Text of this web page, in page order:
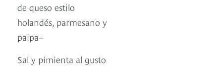
de queso estilo
holandés, parmesano y
paipa–
Sal y pimienta al gusto